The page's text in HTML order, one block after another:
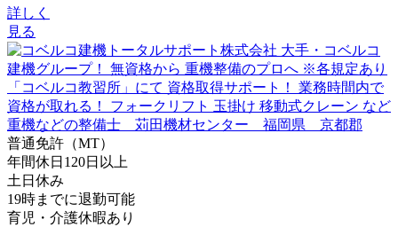
詳しく
見る
普通免許（MT）
年間休日120日以上
土日休み
19時までに退勤可能
育児・介護休暇あり